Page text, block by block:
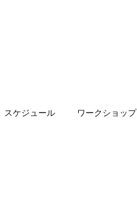
スケジュール ワークショップ